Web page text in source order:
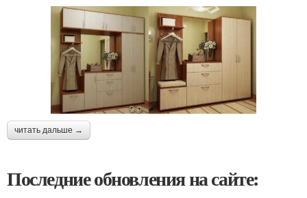
читать дальше →
Последние обновления на сайте: